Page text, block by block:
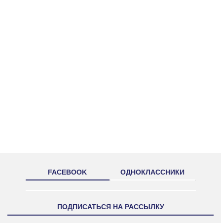
FACEBOOK ОДНОКЛАССНИКИ
ПОДПИСАТЬСЯ НА РАССЫЛКУ